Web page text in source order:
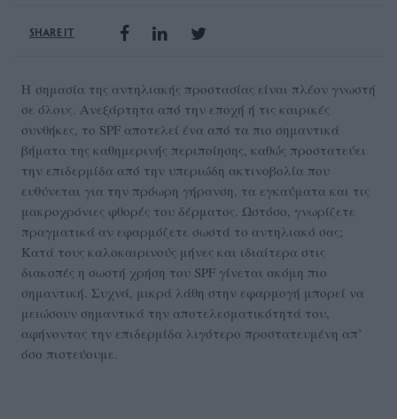
SHARE IT
Η σημασία της αντηλιακής προστασίας είναι πλέον γνωστή
σε όλους. Ανεξάρτητα από την εποχή ή τις καιρικές
συνθήκες, το SPF αποτελεί ένα από τα πιο σημαντικά
βήματα της καθημερινής περιποίησης, καθώς προστατεύει
την επιδερμίδα από την υπεριώδη ακτινοβολία που
ευθύνεται για την πρόωρη γήρανση, τα εγκαύματα και τις
μακροχρόνιες φθορές του δέρματος. Ωστόσο, γνωρίζετε
πραγματικά αν εφαρμόζετε σωστά το αντηλιακό σας;
Κατά τους καλοκαιρινούς μήνες και ιδιαίτερα στις
διακοπές η σωστή χρήση του SPF γίνεται ακόμη πιο
σημαντική. Συχνά, μικρά λάθη στην εφαρμογή μπορεί να
μειώσουν σημαντικά την αποτελεσματικότητά του,
αφήνοντας την επιδερμίδα λιγότερο προστατευμένη απ’
όσο πιστεύουμε.